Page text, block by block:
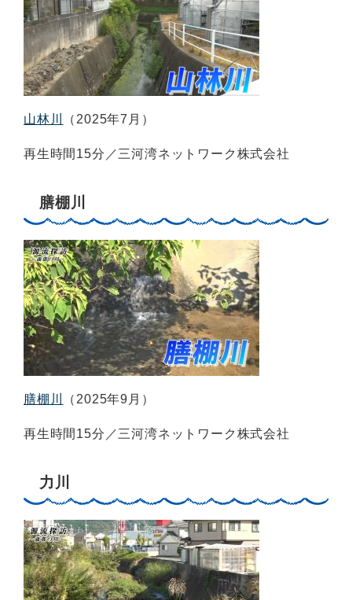
山林川 （2025年7月）
再生時間15分／三河湾ネットワーク株式会社
膳棚川
膳棚川 （2025年9月）
再生時間15分／三河湾ネットワーク株式会社
力川